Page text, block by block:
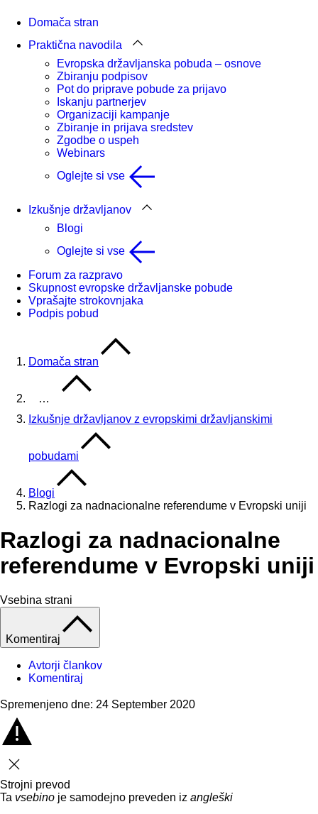
Domača stran
Praktična navodila
Evropska državljanska pobuda – osnove
Zbiranju podpisov
Pot do priprave pobude za prijavo
Iskanju partnerjev
Organizaciji kampanje
Zbiranje in prijava sredstev
Zgodbe o uspeh
Webinars
Oglejte si vse
Izkušnje državljanov
Blogi
Oglejte si vse
Forum za razpravo
Skupnost evropske državljanske pobude
Vprašajte strokovnjaka
Podpis pobud
Domača stran
…
Izkušnje državljanov z evropskimi državljanskimi
pobudami
Blogi
Razlogi za nadnacionalne referendume v Evropski uniji
Razlogi za nadnacionalne
referendume v Evropski uniji
Vsebina strani
Komentiraj
Avtorji člankov
Komentiraj
Spremenjeno dne: 24 September 2020
Zapri
Strojni prevod
Ta vsebino je samodejno preveden iz angleški